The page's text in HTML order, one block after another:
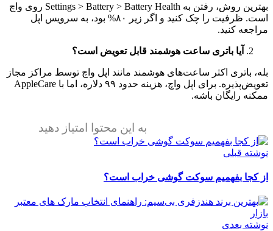
بهترین روش، رفتن به Settings > Battery > Battery Health روی واچ
است. ظرفیت را چک کنید و اگر زیر ۸۰% بود، به سرویس اپل
مراجعه کنید.
آیا باتری ساعت هوشمند قابل تعویض است؟
بله، باتری اکثر ساعت‌های هوشمند مانند اپل واچ توسط مراکز مجاز
تعویض‌پذیره. برای اپل واچ، هزینه حدود ۹۹ دلاره، اما با AppleCare
ممکنه رایگان باشه.
به این محتوا امتیاز دهید
نوشته قبلی
از کجا بفهمیم سوکت گوشی خراب است؟
نوشته بعدی